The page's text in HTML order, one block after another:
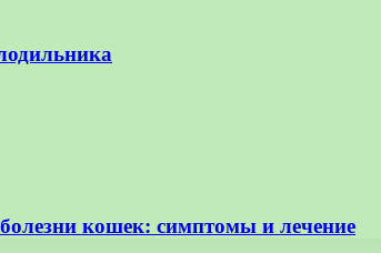
кошек: симптомы и лечение